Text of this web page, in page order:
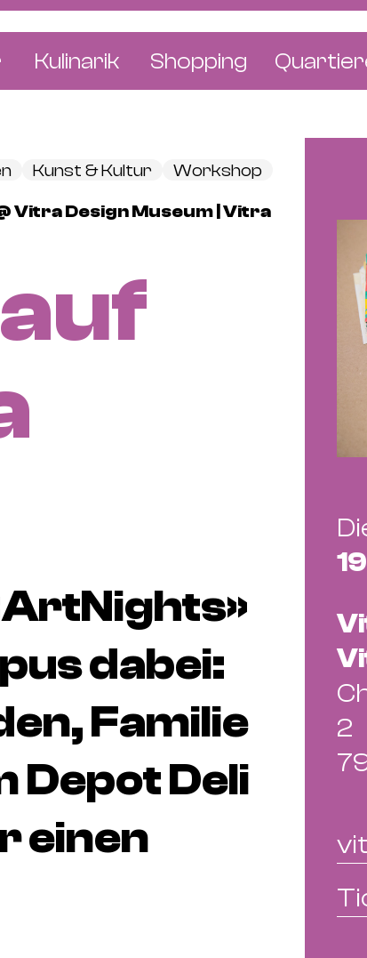
Kulinarik
Bäckereien & Konditoreien
Shopping
Schmuck & Uhren
St.
Kunst & Kultur
Workshop
Vitra Design Museum | Vitra
dabei:
Familie
Depot Deli
einen
2